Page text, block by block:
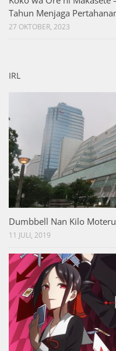
Tahun Menjaga
27 OKTOBER, 2023
IRL
Dumbbell Nan Kilo
11 JULI, 2019